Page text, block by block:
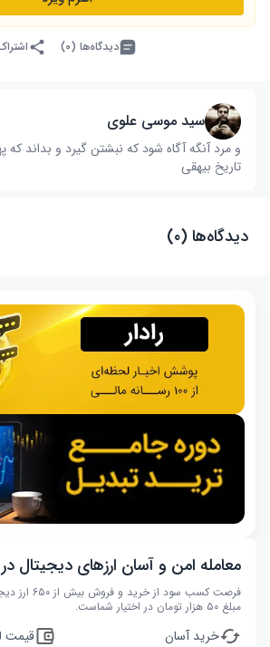
دیدگاه‌ها (۰)
سید موسی علوی
و مرد آنگه آگاه شود که نبشتن گیرد و بداند
تاریخ بیهقی
دیدگاه‌ها (۰)
معامله امن و آسان ارزهای دیجیتال
فرصت کسب سود
مبلغ ۵۰ هزار تومان در اختیار شماست.
خرید آسان
قیمت